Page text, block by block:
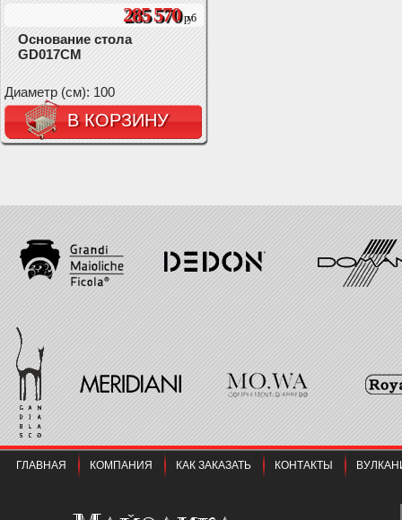
285 570руб
Основание стола
GD017CM
Диаметр (см): 100
В КОРЗИНУ
ГЛАВНАЯ КОМПАНИЯ КАК ЗАКАЗАТЬ КОНТАКТЫ